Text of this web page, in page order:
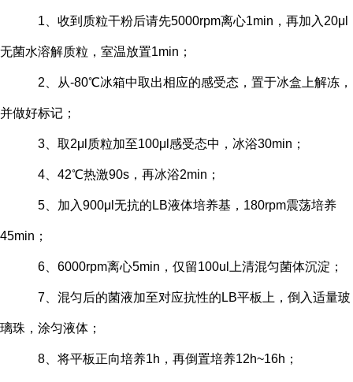
1、收到质粒干粉后请先5000rpm离心1min，再加入20μl
无菌水溶解质粒，室温放置1min；
2、从-80℃冰箱中取出相应的感受态，置于冰盒上解冻，
并做好标记；
3、取2μl质粒加至100μl感受态中，冰浴30min；
4、42℃热激90s，再冰浴2min；
5、加入900μl无抗的LB液体培养基，180rpm震荡培养
45min；
6、6000rpm离心5min，仅留100ul上清混匀菌体沉淀；
7、混匀后的菌液加至对应抗性的LB平板上，倒入适量玻
璃珠，涂匀液体；
8、将平板正向培养1h，再倒置培养12h~16h；